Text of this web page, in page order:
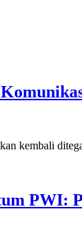
kembali
PWI: